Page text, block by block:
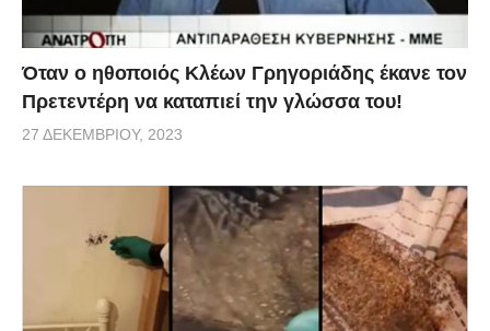
Όταν ο ηθοποιός Κλέων Γρηγοριάδης έκανε τον
Πρετεντέρη να καταπιεί την γλώσσα του!
27 ΔΕΚΕΜΒΡΊΟΥ, 2023